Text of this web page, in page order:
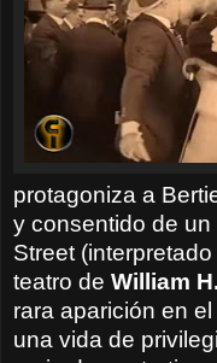
protagoniza a
y consentido de
Street
teatro de William
rara aparición en
una vida de